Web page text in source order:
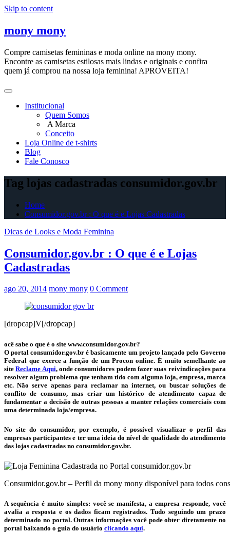
Skip to content
mony mony
Compre camisetas femininas e moda online na mony mony.
Encontre as camisetas estilosas mais lindas e originais e confira
quem já comprou na nossa loja feminina! APROVEITA!
Institucional
Quem Somos
A Marca
Conceito
Loja Online de t-shirts
Blog
Fale Conosco
Tag lojas cadastradas consumidor.gov.br
Home
Consumidor.gov.br : O que é e Lojas Cadastradas
Dicas de Looks e Moda Feminina
Consumidor.gov.br : O que é e Lojas
Cadastradas
ago 20, 2014 mony mony 0 Comment
[dropcap]V[/dropcap]
ocê sabe o que é o site www.consumidor.gov.br?
O portal consumidor.gov.br é basicamente um projeto lançado pelo Governo
Federal que exerce a função de um Procon online. É muito semelhante ao
siteReclame Aqui, onde consumidores podem fazer suas reivindicações para
resolver algum problema que tenham tido com alguma loja, empresa, marca
etc. Não serve apenas para reclamar na internet, ou buscar soluções de
conflito de consumo, mas criar um histórico de atendimento capaz de
fundamentar a decisão de outras pessoas a manter relações comerciais com
uma determinada loja/empresa.
No site do consumidor, por exemplo, é possível visualizar o perfil das
empresas participantes e ter uma ideia do nível de qualidade do atendimento
das lojas cadastradas no consumidor.gov.br.
Consumidor.gov.br – Perfil da mony mony disponível para todos
A sequência é muito simples: você se manifesta, a empresa responde, você
avalia a resposta e os dados ficam registrados. Tudo seguindo um prazo
determinado no portal. Outras informações você pode obter diretamente no
portal baixando o guia do usuário clicando aqui.